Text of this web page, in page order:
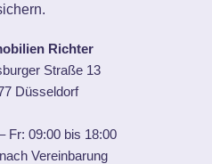
Richter
Straße 13
Düsseldorf
Fr: 09:00 bis 18:00
Vereinbarung